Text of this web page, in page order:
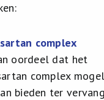
complex
oordeel dat het
complex
bieden ter